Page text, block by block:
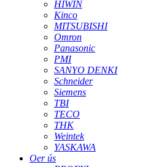
HIWIN
Kinco
MITSUBISHI
Omron
Panasonic
PMI
SANYO DENKI
Schneider
Siemens
TBI
TECO
THK
Weintek
YASKAWA
Oer ús